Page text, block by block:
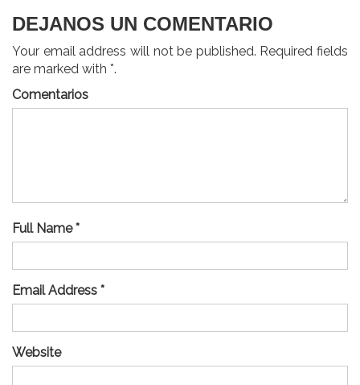
DEJANOS UN COMENTARIO
Your email address will not be published. Required fields
are marked with *.
Comentarios
Full Name *
Email Address *
Website